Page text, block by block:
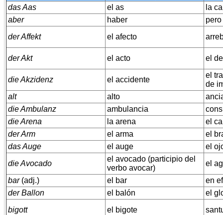
das Aas
el as
la
aber
haber
pero
der Affekt
el afecto
der Akt el acto el
die Akzidenz el accidente
el
de
alt
alto
die Ambulanz
ambulancia
die Arena
la arena
el
der Arm
el arma
el
das Auge
el auge
el
die Avocado
el avocado (participio del
verbo avocar)
el
bar(adj.) el bar
en
der Ballon
el balón
el
bigott
el bigote